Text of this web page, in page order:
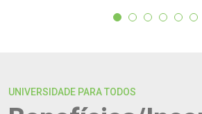
UNIVERSIDADE PARA TODOS